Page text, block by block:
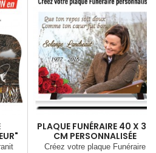
PLAQUE FUNÉRAIRE 40 X 30
CM PERSONNALISÉE
Créez votre plaque Funéraire